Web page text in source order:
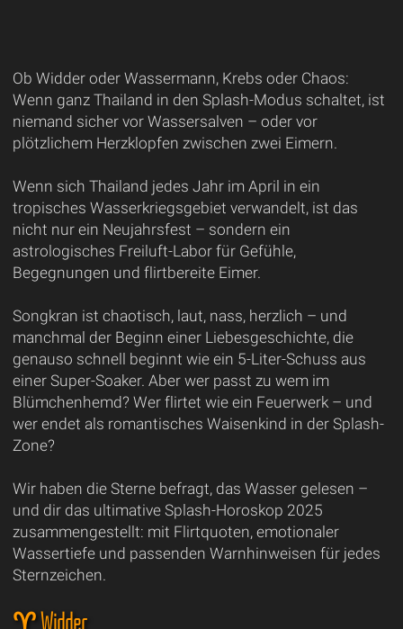
Ob Widder oder Wassermann, Krebs oder Chaos:
Wenn ganz Thailand in den Splash-Modus schaltet, ist
niemand sicher vor Wassersalven – oder vor
plötzlichem Herzklopfen zwischen zwei Eimern.
Wenn sich Thailand jedes Jahr im April in ein
tropisches Wasserkriegsgebiet verwandelt, ist das
nicht nur ein Neujahrsfest – sondern ein
astrologisches Freiluft-Labor für Gefühle,
Begegnungen und flirtbereite Eimer.
Songkran ist chaotisch, laut, nass, herzlich – und
manchmal der Beginn einer Liebesgeschichte, die
genauso schnell beginnt wie ein 5-Liter-Schuss aus
einer Super-Soaker. Aber wer passt zu wem im
Blümchenhemd? Wer flirtet wie ein Feuerwerk – und
wer endet als romantisches Waisenkind in der Splash-
Zone?
Wir haben die Sterne befragt, das Wasser gelesen –
und dir das ultimative Splash-Horoskop 2025
zusammengestellt: mit Flirtquoten, emotionaler
Wassertiefe und passenden Warnhinweisen für jedes
Sternzeichen.
♈ Widder